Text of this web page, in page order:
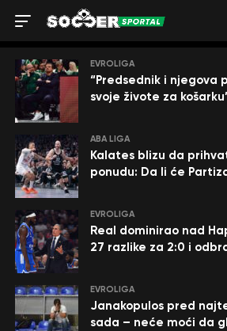
EVROLIGA
“Predsednik i njegova
svoje živote za
ABA LIGA
Kalates blizu da
ponudu: Da li će
EVROLIGA
Real dominirao nad
27 razlike za 2:0 i
EVROLIGA
Janakopulos pred
sada – neće moći da